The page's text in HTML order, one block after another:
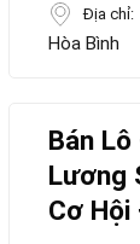
Địa chỉ:
Hòa Bình
Bán
Lương
Cơ Hội